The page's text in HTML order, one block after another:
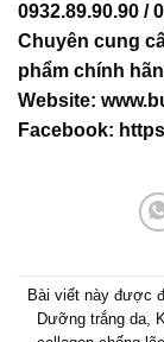
0932.89.90.90 /
Chuyên cung
phẩm chính
Website:
Facebook:
Bài viết này được
Dưỡng trắng da,